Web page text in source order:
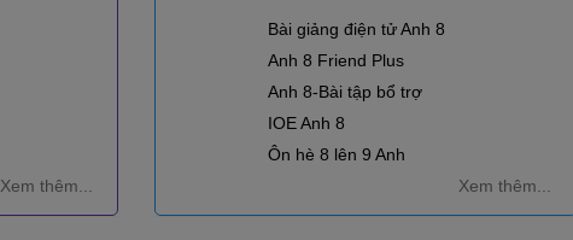
Xem thêm...
Bài giảng điện tử Anh 8
Anh 8 Friend Plus
Anh 8-Bài tập bổ trợ
IOE Anh 8
Ôn hè 8 lên 9 Anh
Xem thêm...